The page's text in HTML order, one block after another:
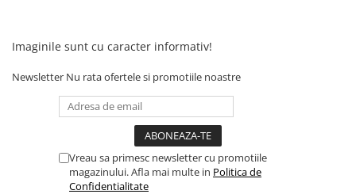
Imaginile sunt cu caracter informativ!
Newsletter Nu rata ofertele si promotiile noastre
Vreau sa primesc newsletter cu promotiile
magazinului. Afla mai multe in Politica de
Confidentialitate